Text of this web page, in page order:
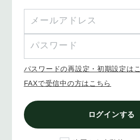
パスワードの再設定・初期設定は
FAXで受信中の方はこちら
ログインする